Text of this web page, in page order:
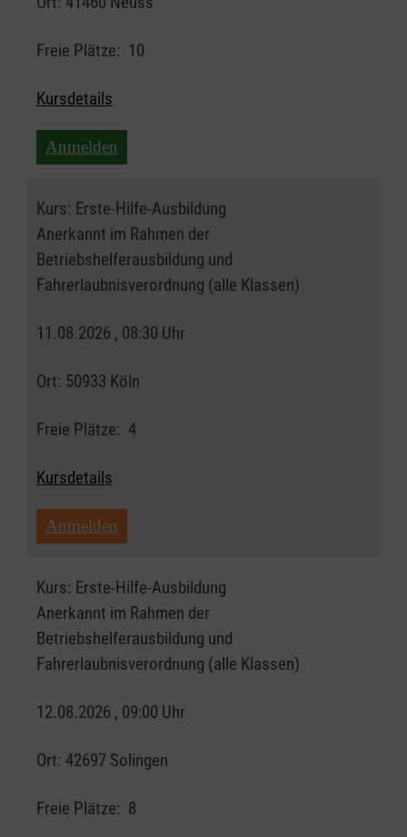
Freie Plätze: 10
Kursdetails
Anmelden
Kurs: Erste-Hilfe-Ausbildung
Anerkannt im Rahmen der
Betriebshelferausbildung und
Fahrerlaubnisverordnung (alle Klassen)
11.08.2026 , 08:30 Uhr
Ort: 50933 Köln
Freie Plätze: 4
Kursdetails
Anmelden
Kurs: Erste-Hilfe-Ausbildung
Anerkannt im Rahmen der
Betriebshelferausbildung und
Fahrerlaubnisverordnung (alle Klassen)
12.08.2026 , 09:00 Uhr
Ort: 42697 Solingen
Freie Plätze: 8